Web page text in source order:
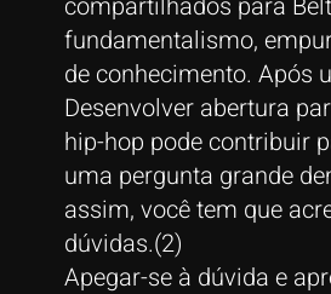
fundamentalismo,
de conhecimento. Após
Desenvolver abertura
hip-hop pode contribuir
uma pergunta grande
assim, você tem que
dúvidas.(2)
Apegar-se à dúvida e